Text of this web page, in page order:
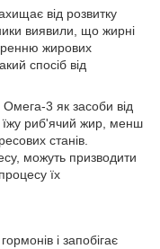
від розвитку
виявили, що жирні
жирових
спосіб від
3 як засоби від
їжу риб'ячий жир, менш
станів.
можуть призводити
їх
і запобігає